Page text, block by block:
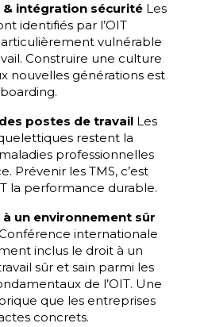
& intégration sécurité Les
identifiés par l’OIT
vulnérable
Construire une culture
nouvelles générations est
postes de travail Les
restent la
professionnelles
Prévenir les TMS, c’est
la performance durable.
un environnement sûr
internationale
inclus le droit à un
sûr et sain parmi les
de l’OIT. Une
que les entreprises
concrets.